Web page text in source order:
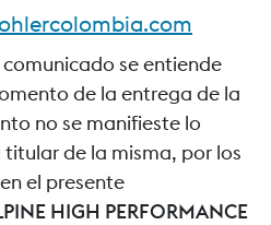
se entiende
de la entrega de la
no se manifieste lo
de la misma, por los
el presente
HIGH PERFORMANCE